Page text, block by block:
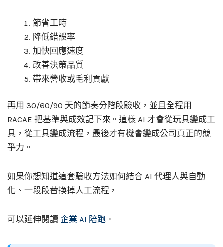
節省工時
降低錯誤率
加快回應速度
改善決策品質
帶來營收或毛利貢獻
再用 30/60/90 天的節奏分階段驗收，並且全程用
RACAE 把基準與成效記下來。這樣 AI 才會從玩具變成工
具，從工具變成流程，最後才有機會變成公司真正的競
爭力。
如果你想知道這套驗收方法如何結合 AI 代理人與自動
化、一段段替換掉人工流程，
可以延伸閱讀 企業 AI 陪跑 。